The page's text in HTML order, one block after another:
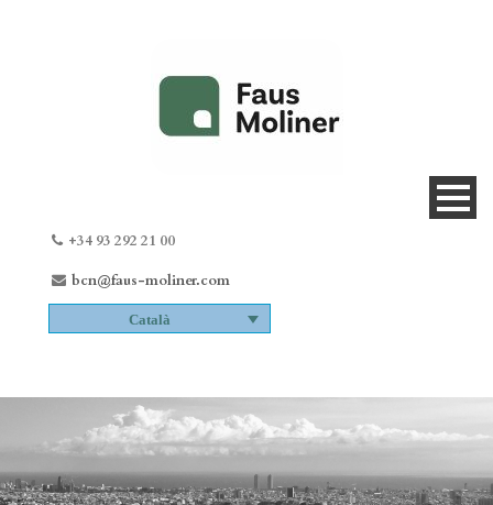
+34 93 292 21 00
bcn@faus-moliner.com
Català